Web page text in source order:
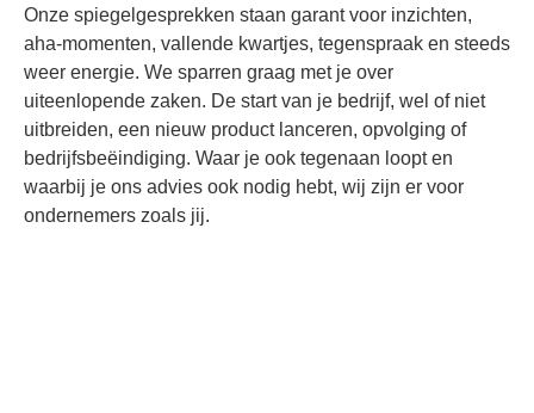
Onze spiegelgesprekken staan garant voor inzichten,
aha-momenten, vallende kwartjes, tegenspraak en steeds
weer energie. We sparren graag met je over
uiteenlopende zaken. De start van je bedrijf, wel of niet
uitbreiden, een nieuw product lanceren, opvolging of
bedrijfsbeëindiging. Waar je ook tegenaan loopt en
waarbij je ons advies ook nodig hebt, wij zijn er voor
ondernemers zoals jij.